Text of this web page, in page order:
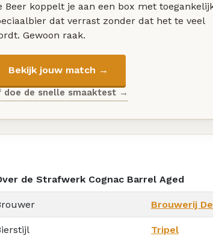
Beer koppelt je aan een box met
dat verrast zonder dat het te veel
Gewoon raak.
Bekijk jouw match →
doe de snelle smaaktest →
de Strafwerk Cognac Barrel Aged
Brouwerij
Tripel